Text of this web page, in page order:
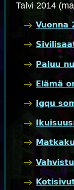
Talvi 2014
Vuonna
Paluu
Elämä
Igqu